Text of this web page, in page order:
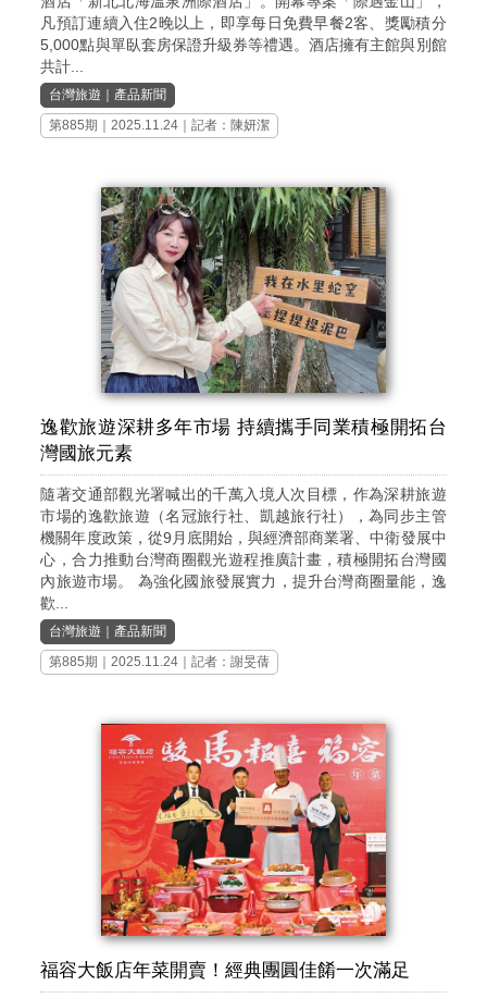
凡預訂連續入住2晚以上，即享每日免費早餐2客、獎勵積分
5,000點與單臥套房保證升級券等禮遇。酒店擁有主館與別館
共計...
台灣旅遊 ｜ 產品新聞
第885期 ｜2025.11.24｜記者：陳妍潔
逸歡旅遊深耕多年市場 持續攜手同業積極開拓台
灣國旅元素
隨著交通部觀光署喊出的千萬入境人次目標，作為深耕旅遊
市場的逸歡旅遊（名冠旅行社、凱越旅行社），為同步主管
機關年度政策，從9月底開始，與經濟部商業署、中衛發展中
心，合力推動台灣商圈觀光遊程推廣計畫，積極開拓台灣國
內旅遊市場。 為強化國旅發展實力，提升台灣商圈量能，逸
歡...
台灣旅遊 ｜ 產品新聞
第885期 ｜2025.11.24｜記者：謝旻蒨
福容大飯店年菜開賣！經典團圓佳餚一次滿足